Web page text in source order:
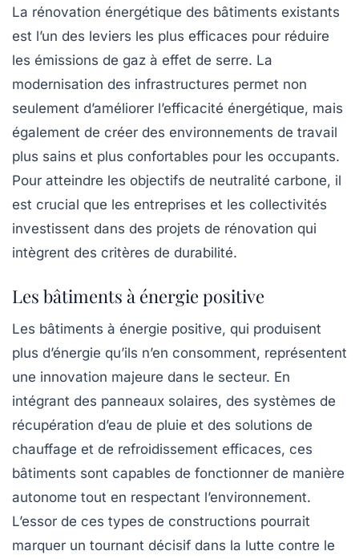
La rénovation énergétique des bâtiments existants
est l’un des leviers les plus efficaces pour réduire
les émissions de gaz à effet de serre. La
modernisation des infrastructures permet non
seulement d’améliorer l’efficacité énergétique, mais
également de créer des environnements de travail
plus sains et plus confortables pour les occupants.
Pour atteindre les objectifs de neutralité carbone, il
est crucial que les entreprises et les collectivités
investissent dans des projets de rénovation qui
intègrent des critères de durabilité.
Les bâtiments à énergie positive
Les bâtiments à énergie positive, qui produisent
plus d’énergie qu’ils n’en consomment, représentent
une innovation majeure dans le secteur. En
intégrant des panneaux solaires, des systèmes de
récupération d’eau de pluie et des solutions de
chauffage et de refroidissement efficaces, ces
bâtiments sont capables de fonctionner de manière
autonome tout en respectant l’environnement.
L’essor de ces types de constructions pourrait
marquer un tournant décisif dans la lutte contre le